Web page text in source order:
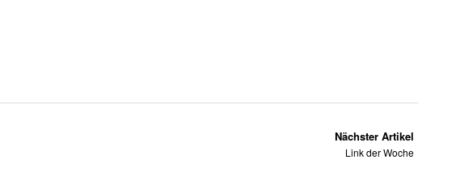
Nächster Artikel
Link der Woche